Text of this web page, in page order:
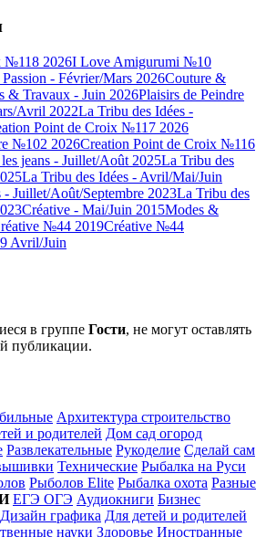
№118 2026I Love Amigurumi №10
- Février/Mars 2026Couture &
& Travaux - Juin 2026Plaisirs de Peindre
Avril 2022La Tribu des Idées -
Point de Croix №117 2026
№102 2026Creation Point de Croix №116
jeans - Juillet/Août 2025La Tribu des
La Tribu des Idées - Avril/Mai/Juin
- Juillet/Août/Septembre 2023La Tribu des
Créative - Mai/Juin 2015Modes &
№44 2019Créative №44
Avril/Juin
в группе Гости, не могут оставлять
публикации.
Архитектура строительство
и родителей Дом сад огород
Развлекательные Рукоделие Сделай сам
Технические Рыбалка на Руси
Рыболов Elite Рыбалка охота Разные
ЕГЭ ОГЭ Аудиокниги Бизнес
Дизайн графика Для детей и родителей
науки Здоровье Иностранные